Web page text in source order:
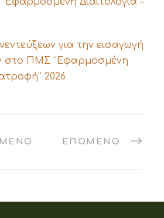
για την εισαγωγή
στο ΠΜΣ “Εφαρμοσμένη
2026
ΕΠΌΜΕΝΟ